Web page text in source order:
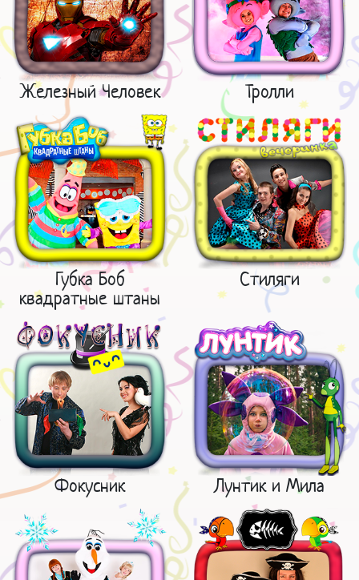
Железный Человек Тролли
Губка Боб
квадратные штаны
Стиляги
Фокусник Лунтик и Мила